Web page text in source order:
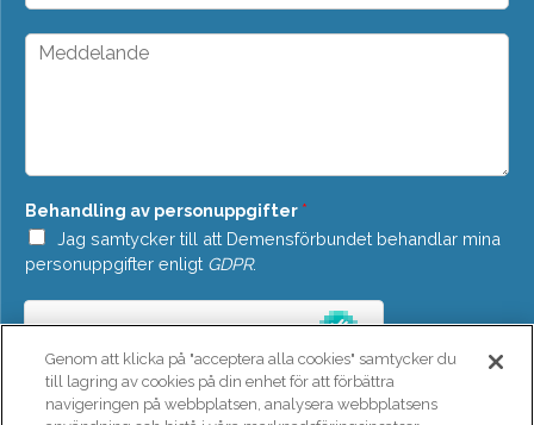
t
*p
M
a
d
e
*
Behandling av personuppgifter *
Jag samtycker till att Demensförbundet behandlar mina
personuppgifter enligt GDPR.
Genom att klicka på "acceptera alla cookies" samtycker du
till lagring av cookies på din enhet för att förbättra
navigeringen på webbplatsen, analysera webbplatsens